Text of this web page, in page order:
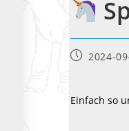
Beitrag
2024-
Einfach so